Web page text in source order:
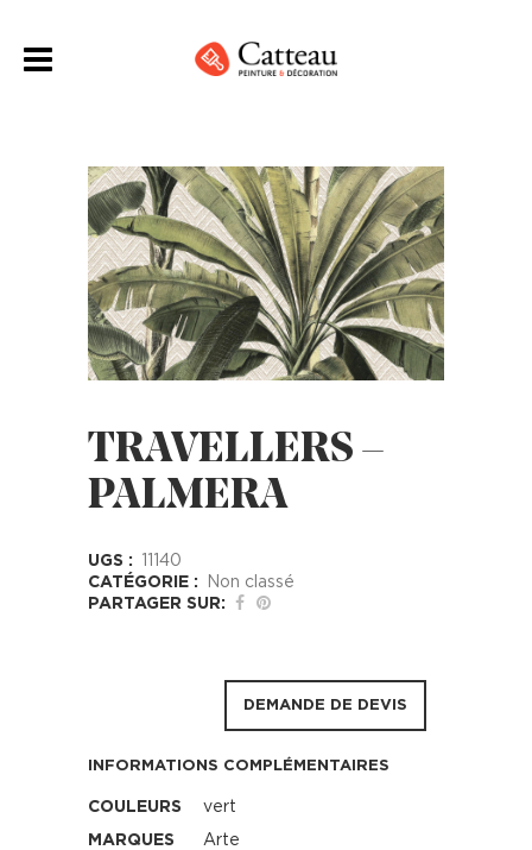
TRAVELLERS –
PALMERA
UGS :
11140
CATÉGORIE :
Non classé
PARTAGER SUR:
DEMANDE DE DEVIS
INFORMATIONS COMPLÉMENTAIRES
COULEURS
vert
MARQUES
Arte